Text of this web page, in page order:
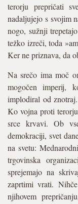
terorju prepričati
nadaljujejo s svojim
nogo, sužnji
težko izreči, toda
Ker ne priznava, da
Na srečo ima moč
mogočen imperij,
implodiral od
Ko vojna proti
srce krvavi. Ob
demokraciji, svet
na svetu:
trgovinska
sprejemajo na
zaprtimi vrati.
njihovem